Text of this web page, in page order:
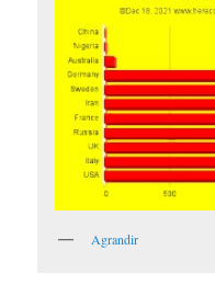
Agrandir